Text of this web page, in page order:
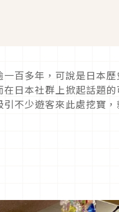
百多年，可說是日本
日本社群上掀起話題
不少遊客來此處挖寶